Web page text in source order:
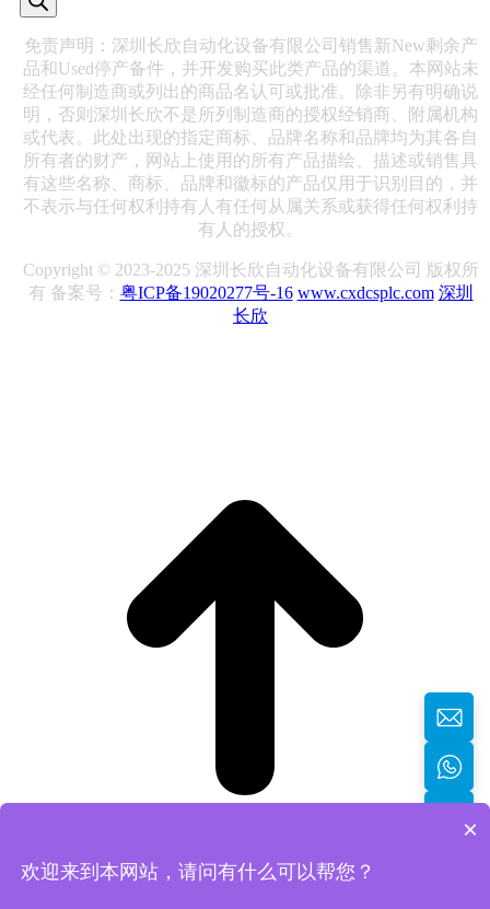
免责声明：深圳长欣自动化设备有限公司销售新New剩余产
品和Used停产备件，并开发购买此类产品的渠道。本网站未
经任何制造商或列出的商品名认可或批准。除非另有明确说
明，否则深圳长欣不是所列制造商的授权经销商、附属机构
或代表。此处出现的指定商标、品牌名称和品牌均为其各自
所有者的财产，网站上使用的所有产品描绘、描述或销售具
有这些名称、商标、品牌和徽标的产品仅用于识别目的，并
不表示与任何权利持有人有任何从属关系或获得任何权利持
有人的授权。
Copyright © 2023-2025 深圳长欣自动化设备有限公司 版权所
有 备案号： 粤ICP备19020277号-16 www.cxdcsplc.com 深圳
长欣
×
欢迎来到本网站，请问有什么可以帮您？